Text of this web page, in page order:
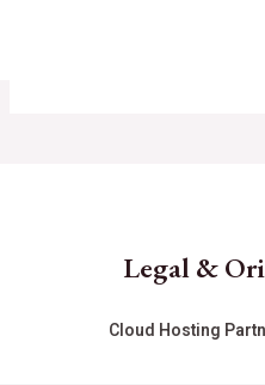
Legal &
Cloud Hosting